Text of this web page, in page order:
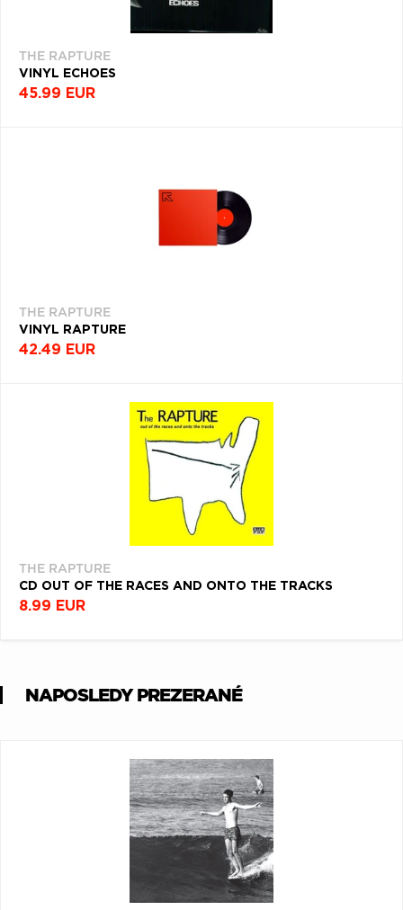
THE RAPTURE
VINYL ECHOES
45.99 EUR
THE RAPTURE
VINYL RAPTURE
42.49 EUR
THE RAPTURE
CD OUT OF THE RACES AND ONTO THE TRACKS
8.99 EUR
NAPOSLEDY PREZERANÉ